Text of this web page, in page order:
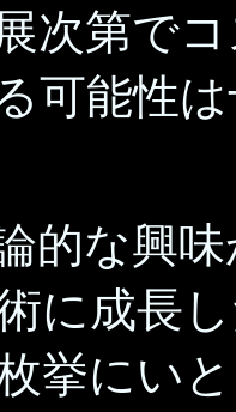
次第で
可能性
的な興
に成長
挙にい